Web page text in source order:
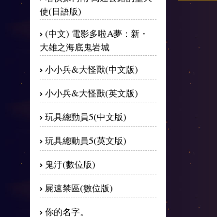
使(日語版)
(中文) 電影多啦A夢：新・
大雄之海底鬼岩城
小小兵&大怪獸(中文版)
小小兵&大怪獸(英文版)
玩具總動員5(中文版)
玩具總動員5(英文版)
鬼汙(數位版)
屍速禁區(數位版)
你的名字。